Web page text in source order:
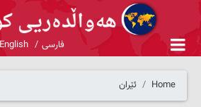
فارسی English
Home ئێران